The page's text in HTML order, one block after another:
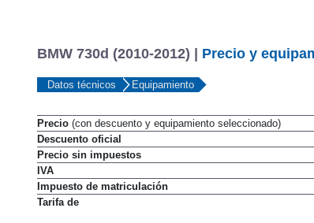
BMW 730d (2010-2012) | Precio y
Precio(con descuento y equipamiento seleccionado)
Descuento oficial
Precio sin impuestos
IVA
Impuesto de matriculación